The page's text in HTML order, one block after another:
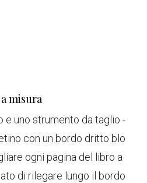
misura
e uno strumento da taglio -
con un bordo dritto blo
ogni pagina del libro a
di rilegare lungo il bordo